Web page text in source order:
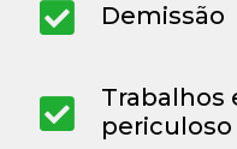
Demissão
Trabalhos